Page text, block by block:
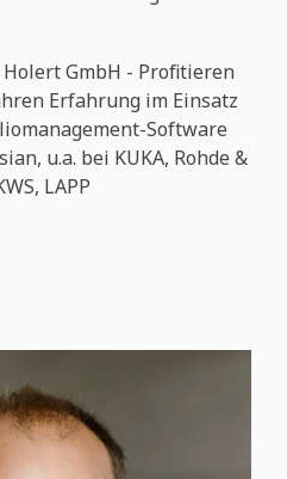
GmbH - Profitieren
Erfahrung im Einsatz
Software
u.a. bei KUKA, Rohde &
LAPP